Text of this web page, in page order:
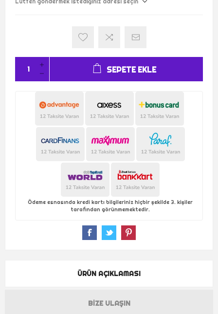
SEPETE EKLE
Ödeme esnasında kredi kartı bilgileriniz hiçbir şekilde 3. kişiler
tarafından görünmemektedir.
ÜRÜN AÇIKLAMASI
BIZE ULAŞIN